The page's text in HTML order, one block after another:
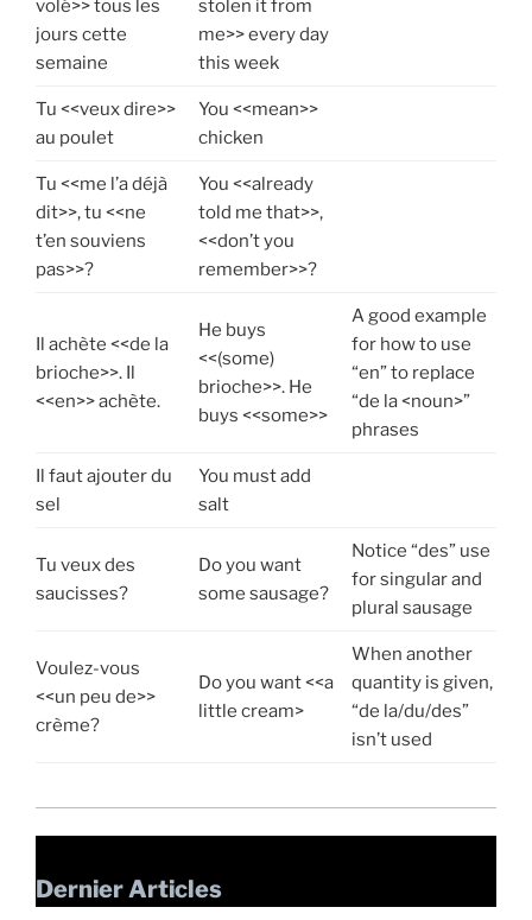
volé>> tous les
jours cette
semaine
stolen it from
me>> every day
this week
Tu <<veux dire>>
au poulet
You <<mean>>
chicken
Tu <<me l’a déjà
dit>>, tu <<ne
t’en souviens
pas>>?
You <<already
told me that>>,
<<don’t you
remember>>?
Il achète <<de la
brioche>>. Il
<<en>> achète.
He buys
<<(some)
brioche>>. He
buys <<some>>
A good example
for how to use
“en” to replace
“de la <noun>”
phrases
Il faut ajouter du
sel
You must add
salt
Tu veux des
saucisses?
Do you want
some sausage?
Notice “des” use
for singular and
plural sausage
Voulez-vous
<<un peu de>>
crème?
Do you want <<a
little cream>
When another
quantity is given,
“de la/du/des”
isn’t used
Dernier Articles